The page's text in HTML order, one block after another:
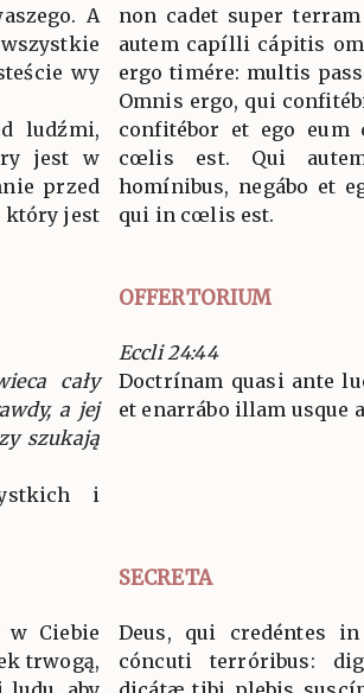
A
wy
ludźmi,
jest w
przed
który jest
non cadet super
autem capílli cápitis
ergo timére: multis
Omnis ergo, qui
confitébor et ego eum
cœlis est. Qui
homínibus, negábo et
qui in cœlis est.
OFFERTORIUM
cały
a jej
szukają
i
Eccli 24:44
Doctrínam quasi ante
et enarrábo illam usque
SECRETA
w Ciebie
trwogą,
Deus, qui credéntes
cóncuti terróribus: